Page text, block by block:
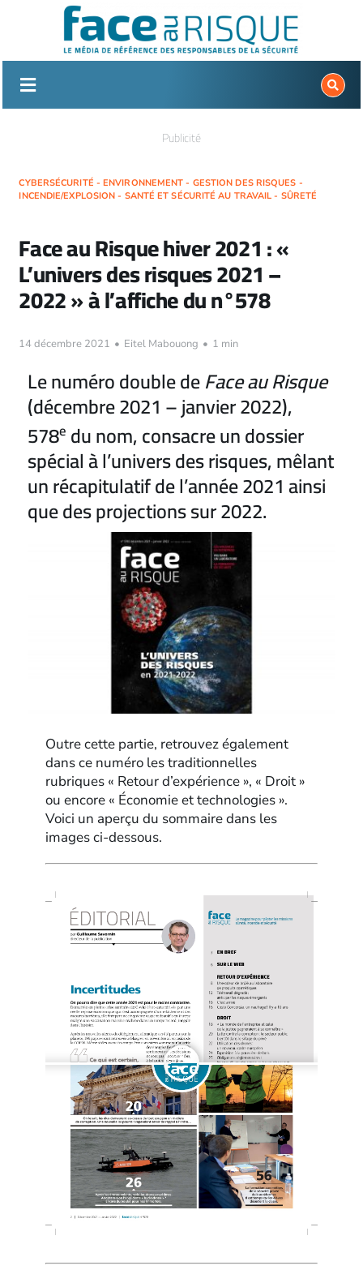
Publicité
CYBERSÉCURITÉ - ENVIRONNEMENT - GESTION DES RISQUES -
INCENDIE/EXPLOSION - SANTÉ ET SÉCURITÉ AU TRAVAIL - SÛRETÉ
Face au Risque hiver 2021 : «
L’univers des risques 2021 –
2022 » à l’affiche du n°578
14 décembre 2021 • Eitel Mabouong • 1 min
Le numéro double deFace au Risque
(décembre 2021 – janvier 2022),
578e du nom, consacre un dossier
spécial à l’univers des risques, mêlant
un récapitulatif de l’année 2021 ainsi
que des projections sur 2022.
Outre cette partie, retrouvez également
dans ce numéro les traditionnelles
rubriques « Retour d’expérience », « Droit »
ou encore « Économie et technologies ».
Voici un aperçu du sommaire dans les
images ci-dessous.